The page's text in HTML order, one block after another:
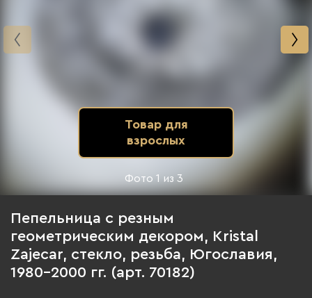
Товар для
взрослых
Фото1 из3
Пепельница с резным
геометрическим декором, Kristal
Zajecar, стекло, резьба, Югославия,
1980-2000 гг. (арт. 70182)